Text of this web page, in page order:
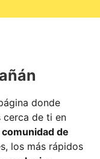
donde
cerca de ti en
comunidad de
los más rápidos